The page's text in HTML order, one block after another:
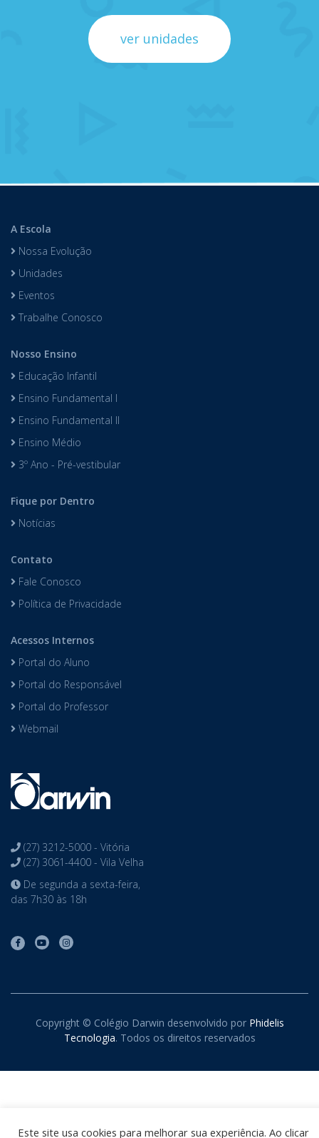
ver unidades
A Escola
Nossa Evolução
Unidades
Eventos
Trabalhe Conosco
Nosso Ensino
Educação Infantil
Ensino Fundamental I
Ensino Fundamental II
Ensino Médio
3º Ano - Pré-vestibular
Fique por Dentro
Notícias
Contato
Fale Conosco
Política de Privacidade
Acessos Internos
Portal do Aluno
Portal do Responsável
Portal do Professor
Webmail
(27) 3212-5000 - Vitória
(27) 3061-4400 - Vila Velha
De segunda a sexta-feira,
das 7h30 às 18h
Copyright © Colégio Darwin desenvolvido por Phidelis
Tecnologia. Todos os direitos reservados
Este site usa cookies para melhorar sua experiência. Ao clicar